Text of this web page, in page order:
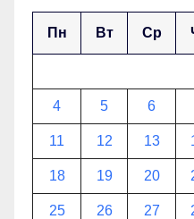
Пн Вт Ср
4 5 6
11 12 13
18 19 20
25 26 27